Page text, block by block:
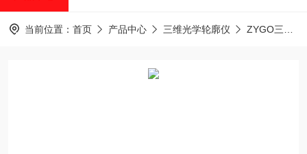
当前位置： 首页 产品中心 三维光学轮廓仪 ZYGO三维光学轮廓仪